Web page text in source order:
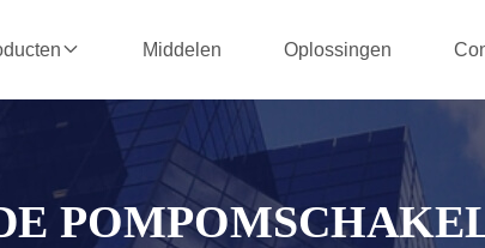
Middelen Oplossingen